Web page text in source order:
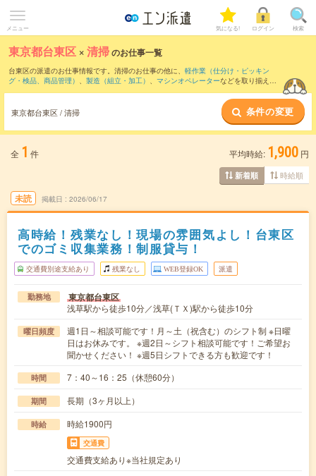
メニュー 気になる! ログイン 検索
東京都台東区 ×清掃のお仕事一覧
台東区の派遣のお仕事情報です。清掃のお仕事の他に、 軽作業（仕分け・ピッキン
グ・検品、商品管理） 、 製造（組立・加工） 、 マシンオペレーターなどを取り揃えて
東京都台東区 / 清掃 条件の変更
全 1 件 平均時給: 1,900 円
新着順 時給順
未読 掲載日 2026/06/17
高時給！残業なし！現場の雰囲気よし！台東区
でのゴミ収集業務！制服貸与！
交通費別途支給あり 残業なし WEB登録OK 派遣
勤務地 東京都台東区
浅草駅から徒歩10分／浅草(ＴＸ)駅から徒歩10分
曜日頻度
週1日～相談可能です！月～土（祝含む）のシフト制 ※日曜
日はお休みです。 ※週2日～シフト相談可能です！ご希望お
聞かせください！ ※週5日シフトできる方も歓迎です！
時間 7：40～16：25（休憩60分）
期間 長期（3ヶ月以上）
時給 時給1900円
交通費
交通費支給あり※当社規定あり